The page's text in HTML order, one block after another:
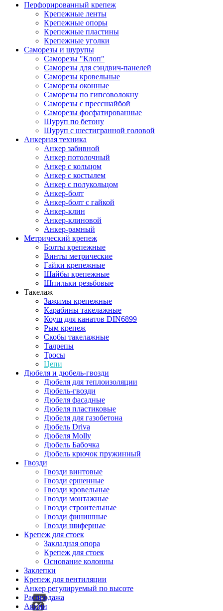
Перфорированный крепеж
Крепежные ленты
Крепежные опоры
Крепежные пластины
Крепежные уголки
Саморезы и шурупы
Саморезы "Клоп"
Саморезы для сэндвич-панелей
Саморезы кровельные
Саморезы оконные
Саморезы по гипсоволокну
Саморезы с прессшайбой
Саморезы фосфатированные
Шуруп по бетону
Шуруп с шестигранной головой
Анкерная техника
Анкер забивной
Анкер потолочный
Анкер с кольцом
Анкер с костылем
Анкер с полукольцом
Анкер-болт
Анкер-болт с гайкой
Анкер-клин
Анкер-клиновой
Анкер-рамный
Метрический крепеж
Болты крепежные
Винты метрические
Гайки крепежные
Шайбы крепежные
Шпильки резьбовые
Такелаж
Зажимы крепежные
Карабины такелажные
Коуш для канатов DIN6899
Рым крепеж
Скобы такелажные
Талрепы
Тросы
Цепи
Дюбеля и дюбель-гвозди
Дюбеля для теплоизоляции
Дюбель-гвозди
Дюбеля фасадные
Дюбеля пластиковые
Дюбеля для газобетона
Дюбель Driva
Дюбеля Molly
Дюбель Бабочка
Дюбель крючок пружинный
Гвозди
Гвозди винтовые
Гвозди ершенные
Гвозди кровельные
Гвозди монтажные
Гвозди строительные
Гвозди финишные
Гвозди шиферные
Крепеж для стоек
Закладная опора
Крепеж для стоек
Основание колонны
Заклепки
Крепеж для вентиляции
Анкер регулируемый по высоте
Распродажа
Акции